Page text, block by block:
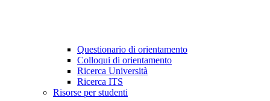
Questionario di orientamento
Colloqui di orientamento
Ricerca Università
Ricerca ITS
Risorse per studenti